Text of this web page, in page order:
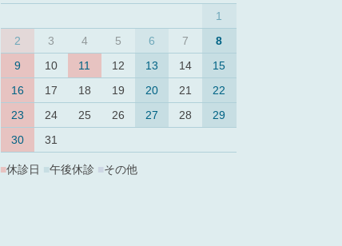
1
2
3 4 5 6 7
8
9
10 11 12 13 14
15
16
17 18 19 20 21
22
23
24 25 26 27 28
29
30
31
■休診日 ■午後休診 その他